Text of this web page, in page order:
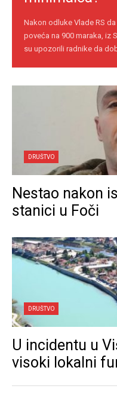
Nakon odluke Vlade RS
poveća na 900 maraka, iz
su upozorili radnike da
DRUŠTVO
Nestao nakon
stanici u Foči
DRUŠTVO
U incidentu u
visoki lokalni